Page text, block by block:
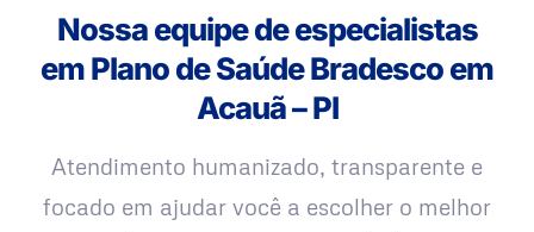
Nossa equipe de especialistas
em Plano de Saúde Bradesco em
Acauã – PI
Atendimento humanizado, transparente e
focado em ajudar você a escolher o melhor